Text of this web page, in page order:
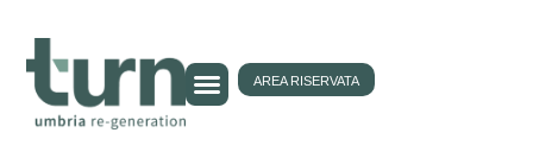
AREA RISERVATA